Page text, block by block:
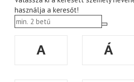
használja a keresőt!
A Á